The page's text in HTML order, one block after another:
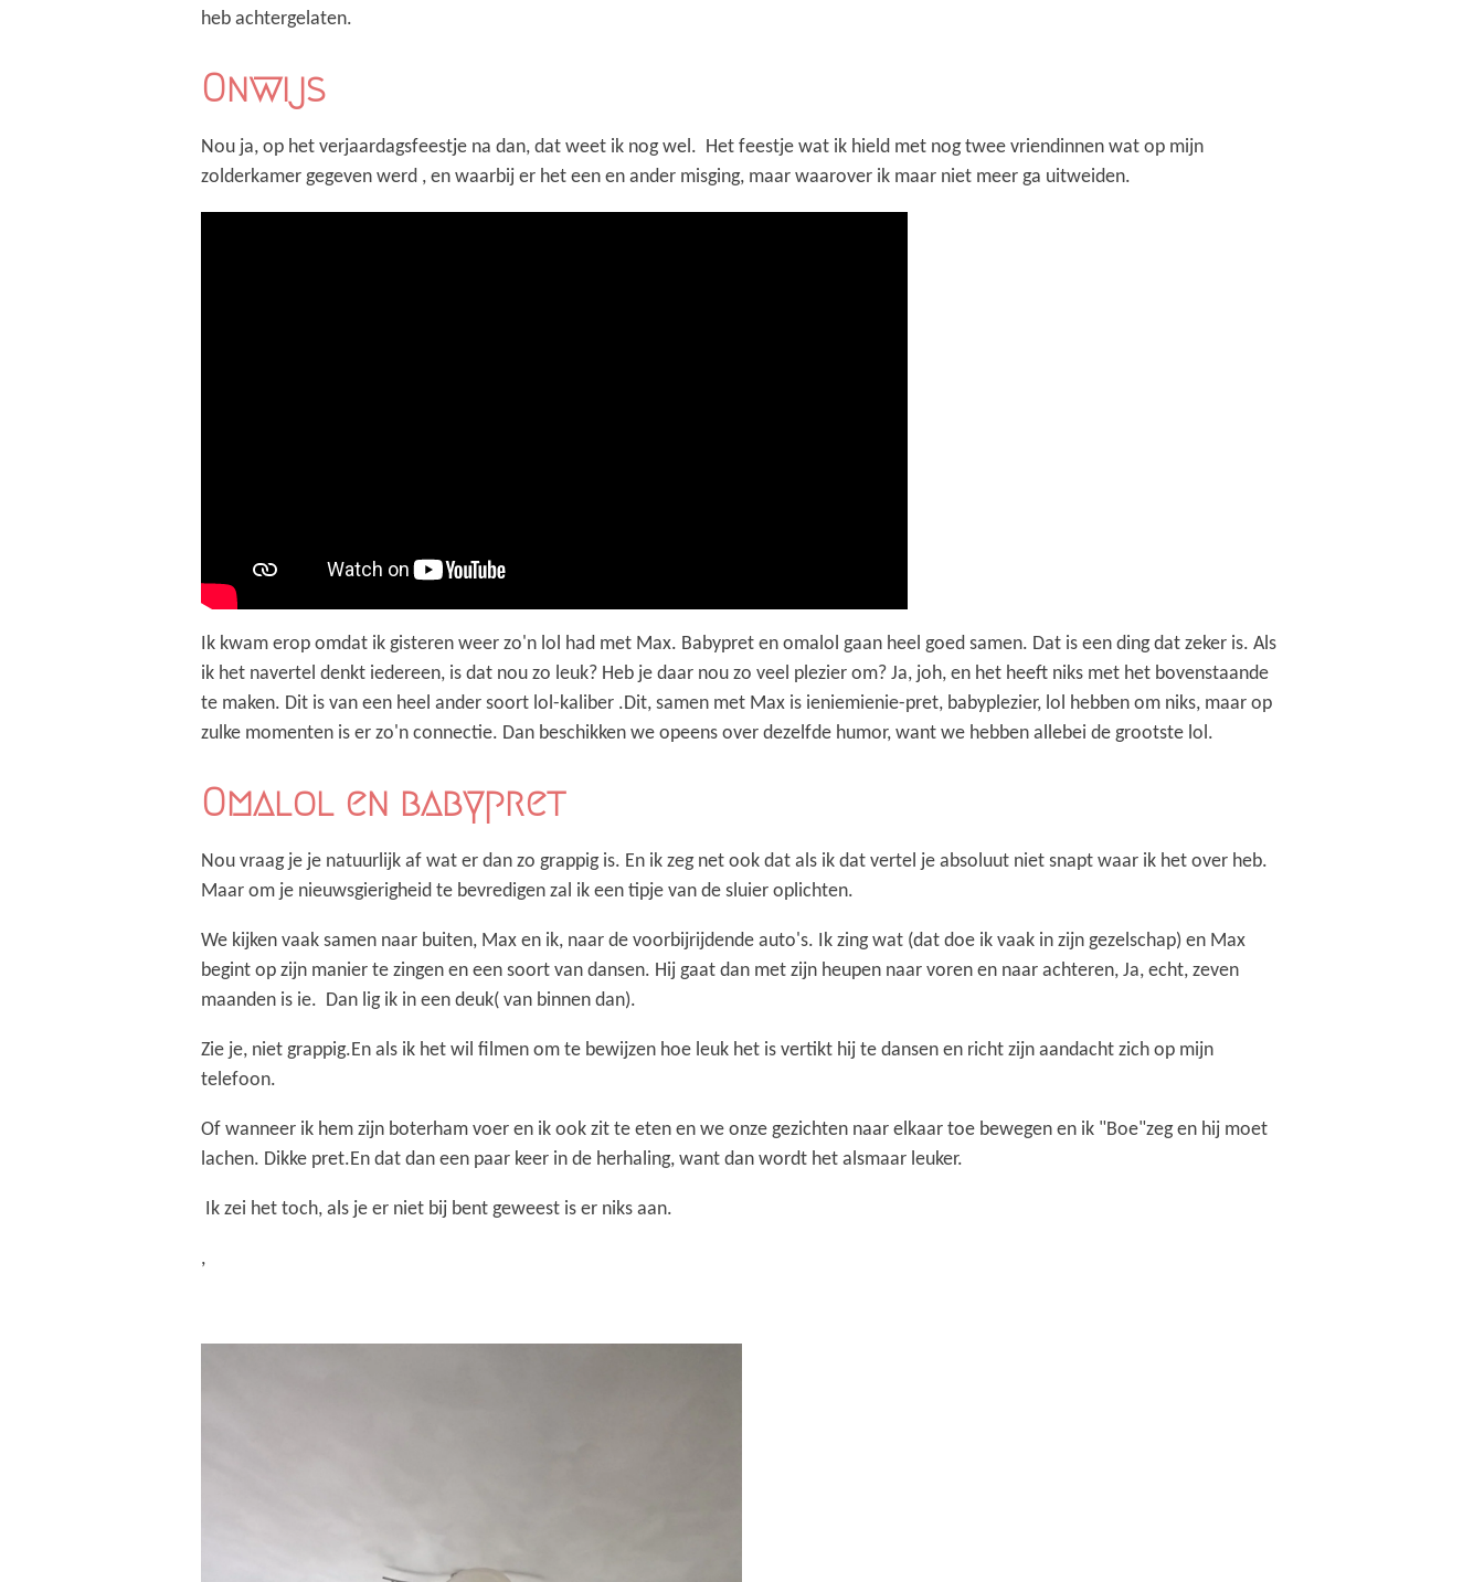
heb achtergelaten.
Onwijs
Nou ja, op het verjaardagsfeestje na dan, dat weet ik nog wel. Het feestje wat ik hield met nog twee vriendinnen wat op mijn
zolderkamer gegeven werd , en waarbij er het een en ander misging, maar waarover ik maar niet meer ga uitweiden.
Ik kwam erop omdat ik gisteren weer zo'n lol had met Max. Babypret en omalol gaan heel goed samen. Dat is een ding dat zeker is. Als
ik het navertel denkt iedereen, is dat nou zo leuk? Heb je daar nou zo veel plezier om? Ja, joh, en het heeft niks met het bovenstaande
te maken. Dit is van een heel ander soort lol-kaliber .Dit, samen met Max is ieniemienie-pret, babyplezier, lol hebben om niks, maar op
zulke momenten is er zo'n connectie. Dan beschikken we opeens over dezelfde humor, want we hebben allebei de grootste lol.
Omalol en babypret
Nou vraag je je natuurlijk af wat er dan zo grappig is. En ik zeg net ook dat als ik dat vertel je absoluut niet snapt waar ik het over heb.
Maar om je nieuwsgierigheid te bevredigen zal ik een tipje van de sluier oplichten.
We kijken vaak samen naar buiten, Max en ik, naar de voorbijrijdende auto's. Ik zing wat (dat doe ik vaak in zijn gezelschap) en Max
begint op zijn manier te zingen en een soort van dansen. Hij gaat dan met zijn heupen naar voren en naar achteren, Ja, echt, zeven
maanden is ie. Dan lig ik in een deuk( van binnen dan).
Zie je, niet grappig.En als ik het wil filmen om te bewijzen hoe leuk het is vertikt hij te dansen en richt zijn aandacht zich op mijn
telefoon.
Of wanneer ik hem zijn boterham voer en ik ook zit te eten en we onze gezichten naar elkaar toe bewegen en ik "Boe"zeg en hij moet
lachen. Dikke pret.En dat dan een paar keer in de herhaling, want dan wordt het alsmaar leuker.
Ik zei het toch, als je er niet bij bent geweest is er niks aan.
,